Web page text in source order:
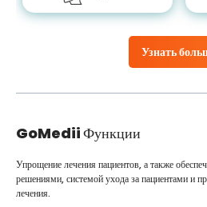
Узнать
GoMediiФункции
Упрощение лечения пациентов, а также
решениями, системой ухода за пациентами и
лечения.